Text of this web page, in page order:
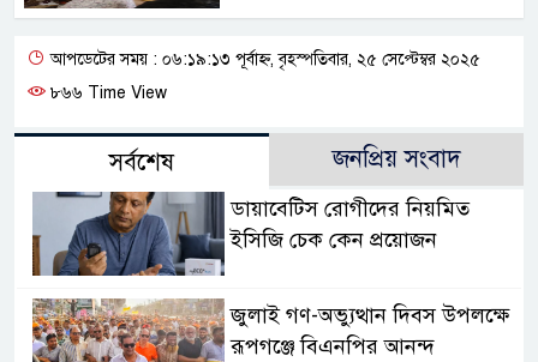
আপডেটের সময় : ০৬:১৯:১৩ পূর্বাহ্ন, বৃহস্পতিবার, ২৫ সেপ্টেম্বর ২০২৫
৮৬৬ Time View
সর্বশেষ জনপ্রিয় সংবাদ
ডায়াবেটিস রোগীদের নিয়মিত
ইসিজি চেক কেন প্রয়োজন
জুলাই গণ-অভ্যুত্থান দিবস উপলক্ষে
রূপগঞ্জে বিএনপির আনন্দ